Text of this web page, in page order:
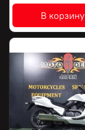
В корзину